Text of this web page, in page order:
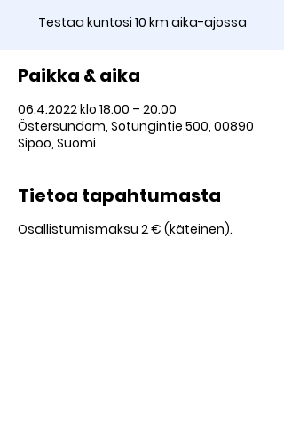
Testaa kuntosi 10 km aika-ajossa
Paikka & aika
06.4.2022 klo 18.00 – 20.00
Östersundom, Sotungintie 500, 00890
Sipoo, Suomi
Tietoa tapahtumasta
Osallistumismaksu 2 € (käteinen).